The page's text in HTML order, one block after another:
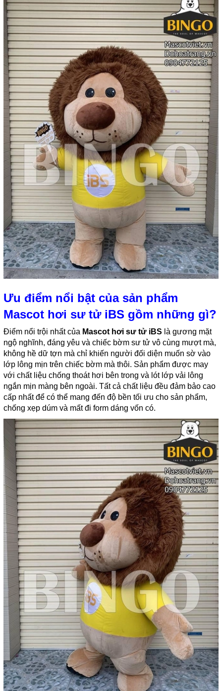
Ưu điểm nổi bật của sản phẩm
Mascot hơi sư tử iBS gồm những gì?
Điểm nổi trội nhất của Mascot hơi sư tử iBS là gương mặt
ngộ nghĩnh, đáng yêu và chiếc bờm sư tử vô cùng mượt mà,
không hề dữ tợn mà chỉ khiến người đối diện muốn sờ vào
lớp lông mịn trên chiếc bờm mà thôi. Sản phẩm được may
với chất liệu chống thoát hơi bên trong và lót lớp vải lông
ngắn mịn màng bên ngoài. Tất cả chất liệu đều đảm bảo cao
cấp nhất để có thể mang đến độ bền tối ưu cho sản phẩm,
chống xẹp dúm và mất đi form dáng vốn có.